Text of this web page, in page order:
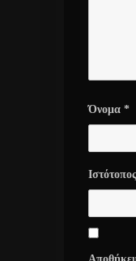
Όνομα *
Ιστότοπος